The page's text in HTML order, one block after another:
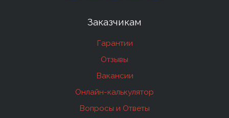
Заказчикам
Гарантии
Отзывы
Вакансии
Онлайн-калькулятор
Вопросы и Ответы